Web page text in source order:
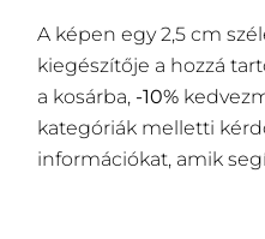
A képen egy 2,5 cm
kiegészítője a hozzá
a kosárba, -10%
kategóriák melletti
információkat, amik